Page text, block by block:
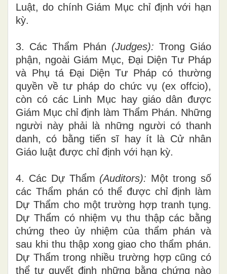
Luật, do chính Giám Mục chỉ định với hạn
kỳ.
3. Các Thẩm Phán (Judges): Trong Giáo
phận, ngoài Giám Mục, Đại Diện Tư Pháp
và Phụ tá Đại Diện Tư Pháp có thường
quyền về tư pháp do chức vụ (ex offcio),
còn cócác Linh Mục hay giáo dân được
Giám Mục chỉ định làm Thẩm Phán. Những
người này phải là những người có thanh
danh, có bằng tiến sĩ hay ít là Cử nhân
Giáo luật được chỉđịnh với hạn kỳ.
4. Các Dự Thẩm (Auditors): Một trongsố
các Thẩm phán có thể được chỉđịnh làm
Dự Thẩm cho một trường hợp tranhtụng.
Dự Thẩm có nhiệm vụ thu thập các bằng
chứng theo ủy nhiệm của thẩm phán và
sau khi thu thập xong giao cho thẩm phán.
Dự Thẩm trong nhiều trường hợp cũng có
thể tự quyết định những bằng chứng nào